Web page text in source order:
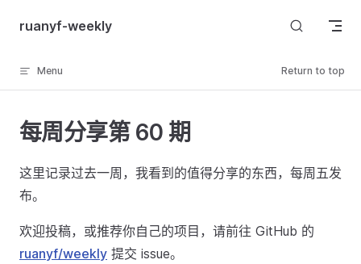
Skip to content
ruanyf-weekly
Menu Return to top
每周分享第 60 期
这里记录过去一周，我看到的值得分享的东西，每周五发
布。
欢迎投稿，或推荐你自己的项目，请前往 GitHub 的
ruanyf/weekly 提交 issue。